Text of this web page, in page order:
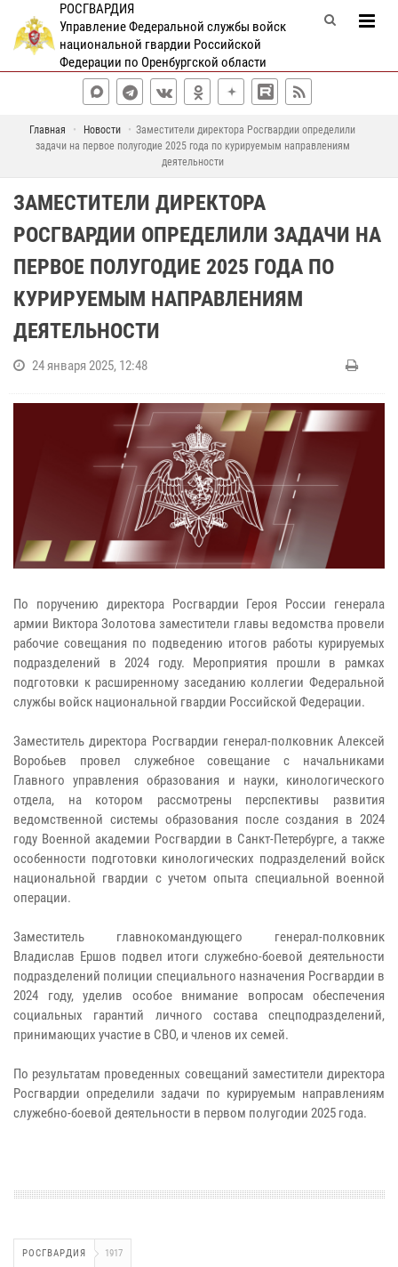
РОСГВАРДИЯ
Управление Федеральной службы войск
национальной гвардии Российской
Федерации по Оренбургской области
Главная Новости
Заместители директора Росгвардии определили
задачи на первое полугодие 2025 года по курируемым направлениям
деятельности
ЗАМЕСТИТЕЛИ ДИРЕКТОРА
РОСГВАРДИИ ОПРЕДЕЛИЛИ ЗАДАЧИ НА
ПЕРВОЕ ПОЛУГОДИЕ 2025 ГОДА ПО
КУРИРУЕМЫМ НАПРАВЛЕНИЯМ
ДЕЯТЕЛЬНОСТИ
24 января 2025, 12:48
По поручению директора Росгвардии Героя России генерала
армии Виктора Золотова заместители главы ведомства провели
рабочие совещания по подведению итогов работы курируемых
подразделений в 2024 году. Мероприятия прошли в рамках
подготовки к расширенному заседанию коллегии Федеральной
службы войск национальной гвардии Российской Федерации.
Заместитель директора Росгвардии генерал-полковник Алексей
Воробьев провел служебное совещание с начальниками
Главного управления образования и науки, кинологического
отдела, на котором рассмотрены перспективы развития
ведомственной системы образования после создания в 2024
году Военной академии Росгвардии в Санкт-Петербурге, а также
особенности подготовки кинологических подразделений войск
национальной гвардии с учетом опыта специальной военной
операции.
Заместитель главнокомандующего генерал-полковник
Владислав Ершов подвел итоги служебно-боевой деятельности
подразделений полиции специального назначения Росгвардии в
2024 году, уделив особое внимание вопросам обеспечения
социальных гарантий личного состава спецподразделений,
принимающих участие в СВО, и членов их семей.
По результатам проведенных совещаний заместители директора
Росгвардии определили задачи по курируемым направлениям
служебно-боевой деятельности в первом полугодии 2025 года.
РОСГВАРДИЯ 1917